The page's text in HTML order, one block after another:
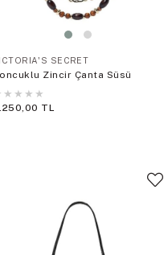
SECRET
Zincir Çanta Süsü
★ ★ ★ ★
TL